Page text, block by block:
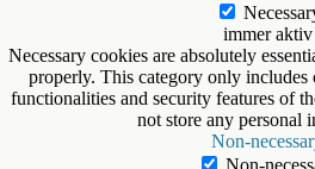
immer aktiv
Necessary cookies are absolutely
properly. This category only includes
functionalities and security features of
not store any personal
Non-
Non-